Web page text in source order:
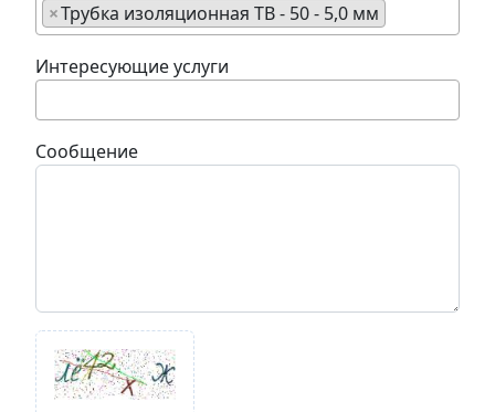
×Трубка изоляционная ТВ - 50 - 5,0 мм
Интересующие услуги
Сообщение